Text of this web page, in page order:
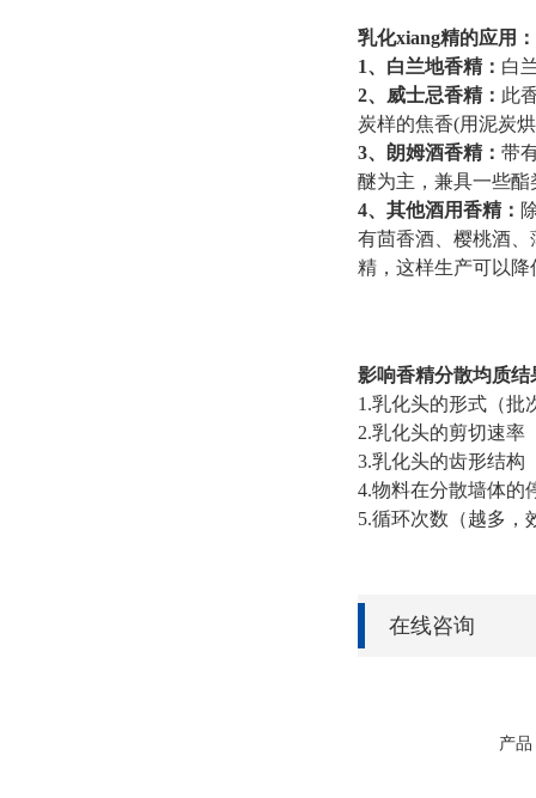
乳化xiang精的应用：
1、 白兰地香精： 白
2、 威士忌香精： 此
炭样的焦香(用泥炭
3、
朗姆酒香精： 带
醚为主，兼具一些
4、 其他酒用香精：
有茴香酒、樱桃酒
精，这样生产可以
影响香精分散均质
1.乳化头的形式（批
2.乳化头的剪切速率
3.乳化头的齿形结构
4.物料在分散墙体的
5.循环次数（越多，
在线咨询
产品